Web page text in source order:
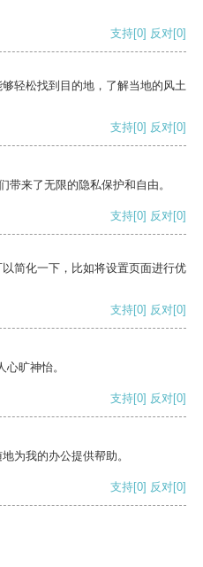
支持[0] 反对[0]
轻松找到目的地，了解当地的风土
支持[0] 反对[0]
带来了无限的隐私保护和自由。
支持[0] 反对[0]
简化一下，比如将设置页面进行优
支持[0] 反对[0]
旷神怡。
支持[0] 反对[0]
为我的办公提供帮助。
支持[0] 反对[0]